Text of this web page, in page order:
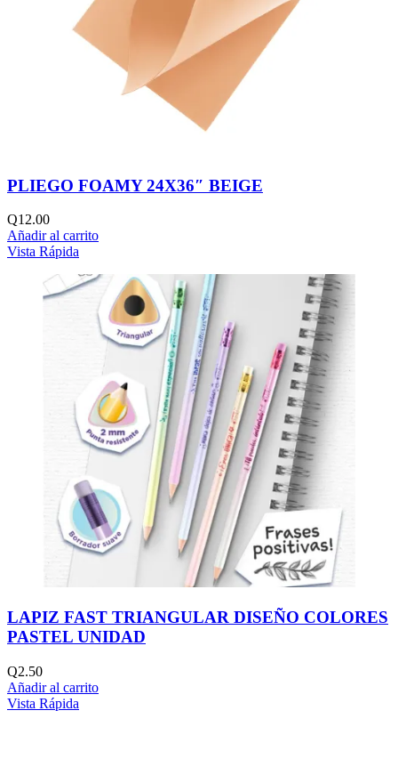
PLIEGO FOAMY 24X36″ BEIGE
Q12.00
Añadir al carrito
Vista Rápida
LAPIZ FAST TRIANGULAR DISEÑO COLORES
PASTEL UNIDAD
Q2.50
Añadir al carrito
Vista Rápida